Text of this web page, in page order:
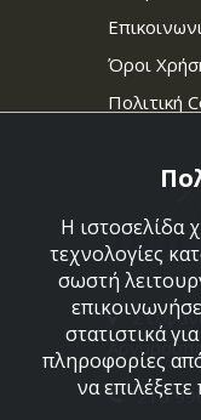
Όροι
Πολιτική
210
Η ιστοσελίδα
τεχνολογίες
σωστή
στατιστικά
πληροφορίες
να